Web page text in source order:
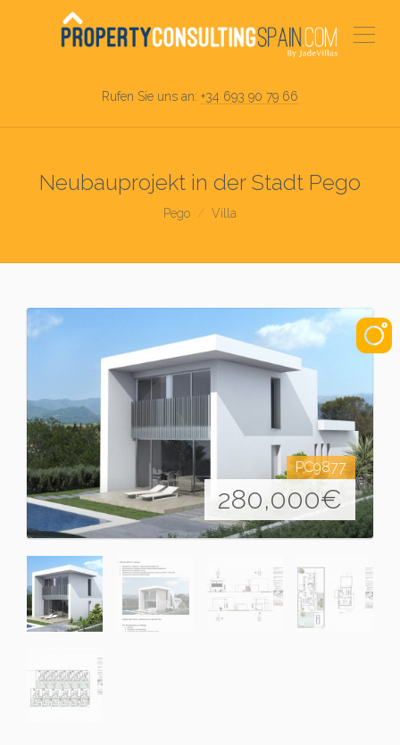
Rufen Sie uns an: +34 693 90 79 66
Neubauprojekt in der Stadt Pego
Pego Villa
PC9877
280,000€